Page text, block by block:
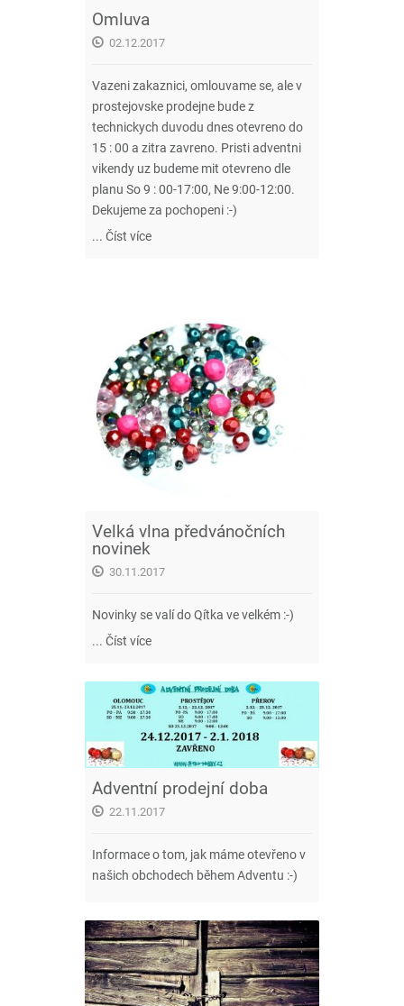
Omluva
02.12.2017
Vazeni zakaznici, omlouvame se, ale v
prostejovske prodejne bude z
technickych duvodu dnes otevreno do
15 : 00 a zitra zavreno. Pristi adventni
vikendy uz budeme mit otevreno dle
planu So 9 : 00-17:00, Ne 9:00-12:00.
Dekujeme za pochopeni :-)
... Číst více
Velká vlna předvánočních
novinek
30.11.2017
Novinky se valí do Qítka ve velkém :-)
... Číst více
Adventní prodejní doba
22.11.2017
Informace o tom, jak máme otevřeno v
našich obchodech během Adventu :-)